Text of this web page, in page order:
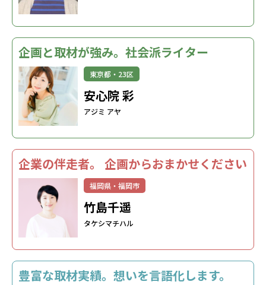
企画と取材が強み。社会派ライター
東京都・23区
安心院 彩
アジミ アヤ
企業の伴走者。 企画からおまかせください
福岡県・福岡市
竹島千遥
タケシマチハル
豊富な取材実績。想いを言語化します。